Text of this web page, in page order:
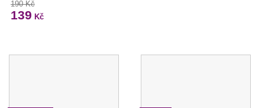
190 Kč
139 Kč